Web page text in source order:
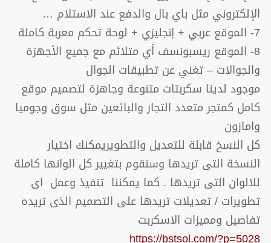
الإلكتروني مثل باي بال والدفع عند الاستلام …
7- الموقع عربي + إنجليزي + لوحة تحكم معربة كاملة
8- الموقع ريسبونسف أي متلائم مع جميع الأجهزة
والجوالات – تغني عن تطبيقات الجوال
موجود لدينا سكربتات متنوعة وجاهزة لتصميم موقع
كامل كمتجر متعدد التجار والبائعين مثل سوق وجوميا
وامازون
كل النسخ قابلة للتعديل والتطويريمكنك اختيار
النسخة التى تريدها وسنقوم بتغيير كل الوانها كاملة
للالوان التى تريدها . كما يمكننا تنفيذ وعمل اى
تطويرات / تعديلات تريدها على التصميم الذى تريده
تفاصيل ومميزات الاسكربت
https://bstsol.com/?p=5028